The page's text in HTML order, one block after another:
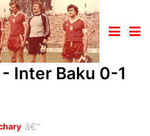
Inter Baku 0-1